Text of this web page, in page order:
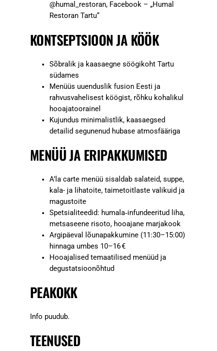
@humal_restoran, Facebook – „Humal
Restoran Tartu“
KONTSEPTSIOON JA KÖÖK
Sõbralik ja kaasaegne söögikoht Tartu
südames
Menüüs uuenduslik fusion Eesti ja
rahvusvahelisest köögist, rõhku kohalikul
hooajatoorainel
Kujundus minimalistlik, kaasaegsed
detailid segunenud hubase atmosfääriga
MENÜÜ JA ERIPAKKUMISED
A’la carte menüü sisaldab salateid, suppe,
kala- ja lihatoite, taimetoitlaste valikuid ja
magustoite
Spetsialiteedid: humala‑infundeeritud liha,
metsaseene risoto, hooajane marjakook
Argipäeval lõunapakkumine (11:30–15:00)
hinnaga umbes 10–16 €
Hooajalised temaatilised menüüd ja
degustatsioonõhtud
PEAKOKK
Info puudub.
TEENUSED